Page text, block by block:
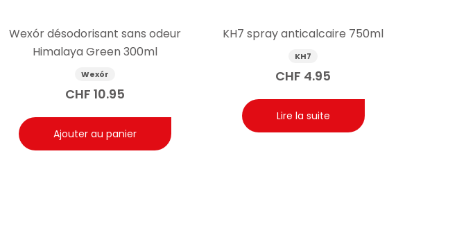
Wexór désodorisant sans odeur
Himalaya Green 300ml
Wexór
CHF 10.95
Ajouter au panier
KH7 spray anticalcaire 750ml
KH7
CHF 4.95
Lire la suite